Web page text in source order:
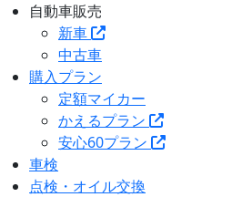
自動車販売
新車
中古車
購入プラン
定額マイカー
かえるプラン
安心60プラン
車検
点検・オイル交換